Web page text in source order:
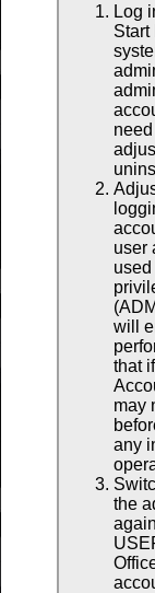
Log
Start
user
will
that
may
any
the